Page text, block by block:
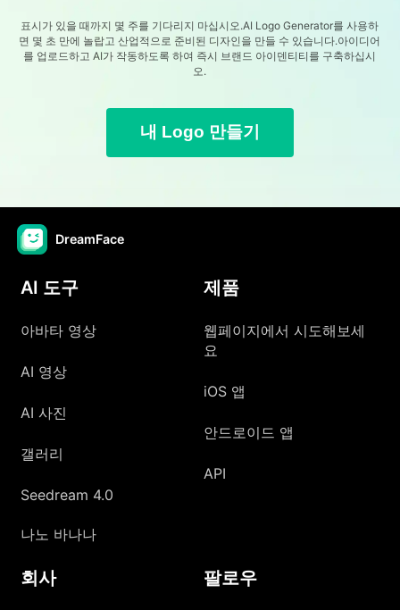
표시가 있을 때까지 몇 주를 기다리지 마십시오.AI Logo Generator를 사용하
면 몇 초 만에 놀랍고 산업적으로 준비된 디자인을 만들 수 있습니다.아이디어
를 업로드하고 AI가 작동하도록 하여 즉시 브랜드 아이덴티티를 구축하십시
오.
내 Logo 만들기
DreamFace
AI 도구
아바타 영상
AI 영상
AI 사진
갤러리
Seedream 4.0
나노 바나나
제품
웹페이지에서 시도해보세
요
iOS 앱
안드로이드 앱
API
회사 팔로우